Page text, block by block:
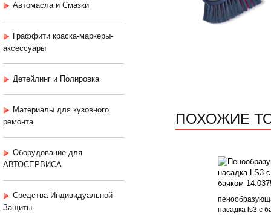
Автомасла и Смазки
Граффити краска-маркеры-
аксессуары
Детейлинг и Полировка
Материалы для кузовного
ремонта
Оборудование для
АВТОСЕРВИСА
Средства Индивидуальной
Защиты
ПОХОЖИЕ
насадка ls3 с